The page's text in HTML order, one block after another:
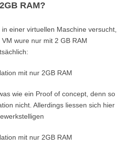
RAM?
einer virtuellen Maschine versucht,
wure nur mit 2 GB RAM
wie ein Proof of concept, denn so
nicht. Allerdings liessen sich hier